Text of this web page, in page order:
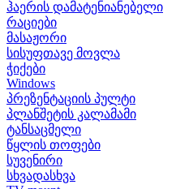
ჰაერის დამატენიანებელი
რაციები
მასაჟორი
სისუფთავე მოვლა
ჭიქები
Windows
პრეზენტაციის პულტი
პლანშეტის კალამამი
ტანსაცმელი
წყლის თოფები
სუვენირი
სხვადასხვა